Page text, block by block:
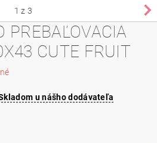
1 z 3
PREBAĽOVACIA
CUTE FRUIT
u nášho dodávateľa